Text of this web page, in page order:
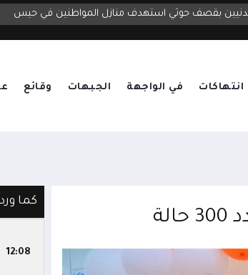
مدنيين بقصف حوثي استهدف منازل المواطنين في حيس
انتهاكات في الواجهة الجبهات وقائع
كما ورد
12:08